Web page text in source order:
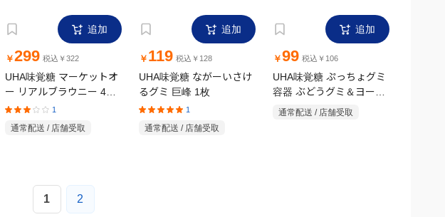
追加
￥ 299
UHA味覚糖 マーケットオ
ー リアルブラウニー 4個
追加
￥ 119
UHA味覚糖 ながーいさけ
るグミ 巨峰 1枚
追加
￥99
UHA味覚糖 ぷっちょグミ
容器 ぶどうグミ＆ヨーグ
ルトグミ 40g
1 2